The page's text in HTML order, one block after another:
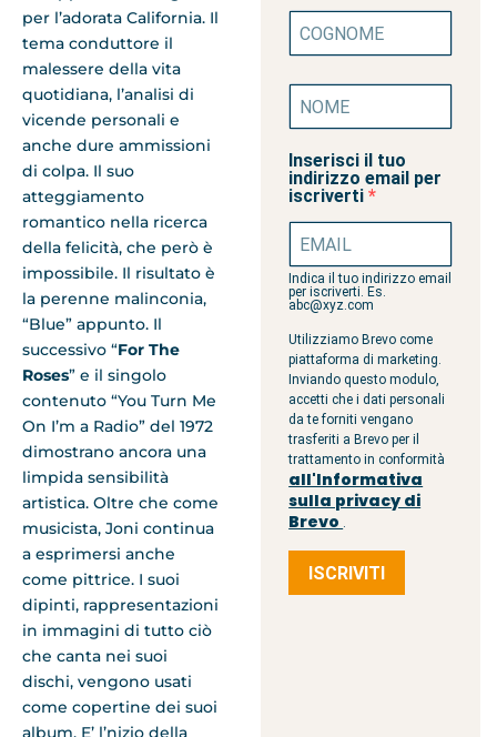
per l’adorata California. Il
tema conduttore il
malessere della vita
quotidiana, l’analisi di
vicende personali e
anche dure ammissioni
di colpa. Il suo
atteggiamento
romantico nella ricerca
della felicità, che però è
impossibile. Il risultato è
la perenne malinconia,
“Blue” appunto. Il
successivo “For The
Roses” e il singolo
contenuto “You Turn Me
On I’m a Radio” del 1972
dimostrano ancora una
limpida sensibilità
artistica. Oltre che come
musicista, Joni continua
a esprimersi anche
come pittrice. I suoi
dipinti, rappresentazioni
in immagini di tutto ciò
che canta nei suoi
dischi, vengono usati
come copertine dei suoi
album. E’ l’nizio della
Inserisci il tuo
indirizzo email per
iscriverti
Indica il tuo indirizzo email
per iscriverti. Es.
abc@xyz.com
Utilizziamo Brevo come
piattaforma di marketing.
Inviando questo modulo,
accetti che i dati personali
da te forniti vengano
trasferiti a Brevo per il
trattamento in conformità
all'Informativa
sulla privacy di
Brevo .
ISCRIVITI